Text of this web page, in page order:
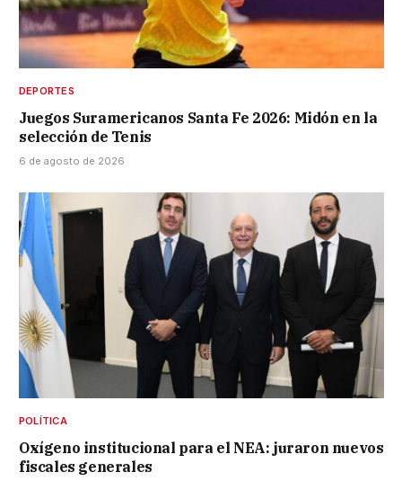
DEPORTES
Juegos Suramericanos Santa Fe 2026: Midón en la
selección de Tenis
6 de agosto de 2026
POLÍTICA
Oxígeno institucional para el NEA: juraron nuevos
fiscales generales